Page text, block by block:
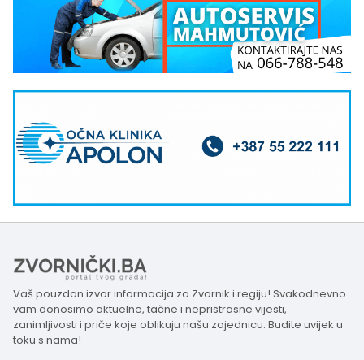
Vaš pouzdan izvor informacija za Zvornik i regiju! Svakodnevno
vam donosimo aktuelne, tačne i nepristrasne vijesti,
zanimljivosti i priče koje oblikuju našu zajednicu. Budite uvijek u
toku s nama!